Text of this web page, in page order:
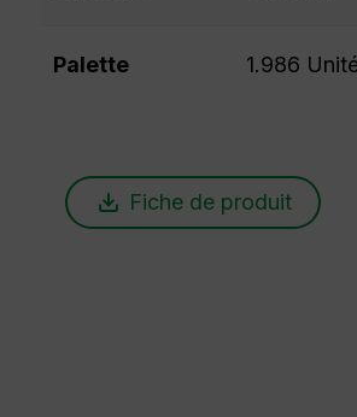
Palette 1.986
Fiche de produit